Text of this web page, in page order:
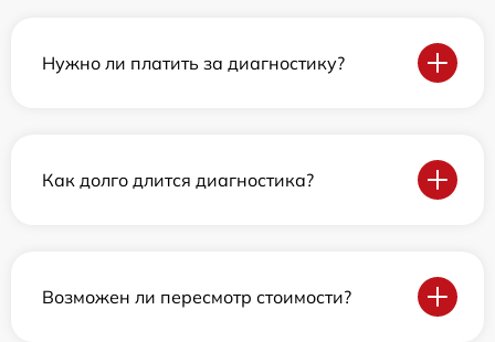
Нужно ли платить за диагностику?
Как долго длится диагностика?
Возможен ли пересмотр стоимости?